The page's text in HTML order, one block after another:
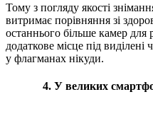
Тому з погляду якості
витримає порівняння зі
останнього більше камер
додаткове місце під
у флагманах нікуди.
4. У великих